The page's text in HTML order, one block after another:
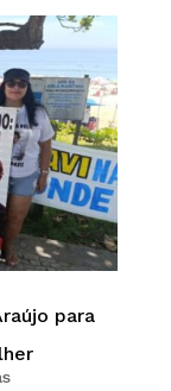
para